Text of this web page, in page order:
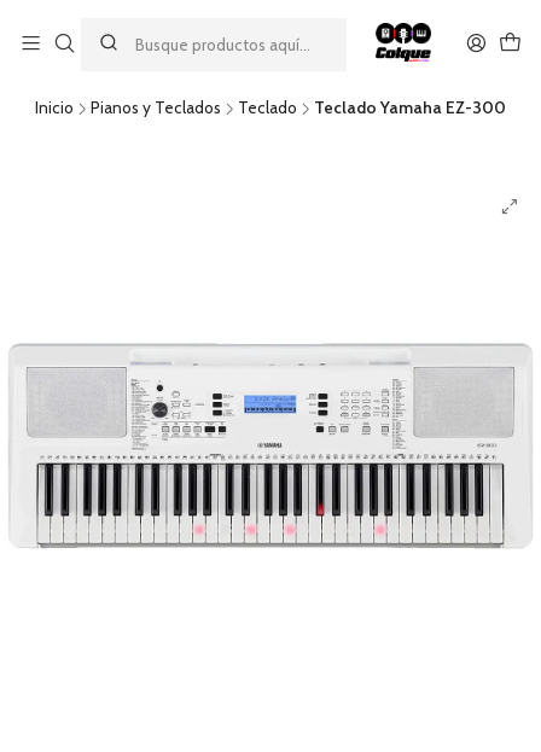
descuento por pago con transferencia bancaria
por una compra mínima de $49.990. Este descuento no es
acumulable a otras promociones ni aplicable a gastos de envío.
Inicio Pianos y Teclados Teclado Teclado Yamaha EZ-300